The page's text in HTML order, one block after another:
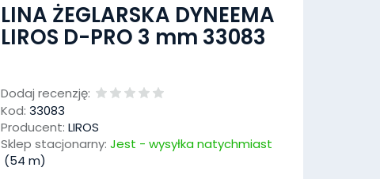
LINA ŻEGLARSKA DYNEEMA
LIROS D-PRO 3 mm 33083
Dodaj recenzję:
Kod: 33083
Producent: LIROS
Sklep stacjonarny: Jest - wysyłka natychmiast
(54 m)